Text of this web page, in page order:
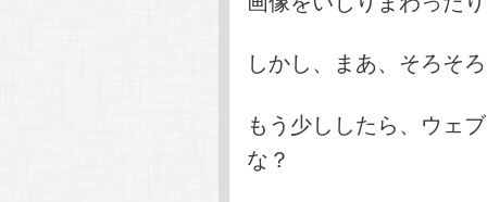
しかし、まあ、そろそ
もう少ししたら、ウェ
な？